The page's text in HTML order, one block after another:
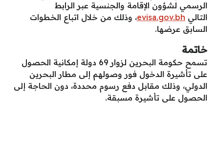
الرسمي لشؤون الإقامة والجنسية عبر الرابط
التالي evisa.gov.bh، وذلك من خلال اتباع الخطوات
السابق عرضها.
خاتمة
تسمح حكومة البحرين لزوار 69 دولة إمكانية الحصول
على تأشيرة الدخول فور وصولهم إلى مطار البحرين
الدولي، وذلك مقابل دفع رسوم محددة، دون الحاجة إلى
الحصول على تأشيرة مسبقة.